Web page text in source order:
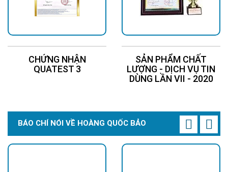
Rất nhiều mẫu đèn giá rẻ sử dụngvỏ nhựa, dẫn đến:
CHỨNG NHẬN
QUATEST 3
SẢN PHẨM CHẤT
LƯỢNG - DỊCH VỤ TIN
DÙNG LẦN VII - 2020
BÁO CHÍ NÓI VỀ HOÀNG QUỐC BẢO